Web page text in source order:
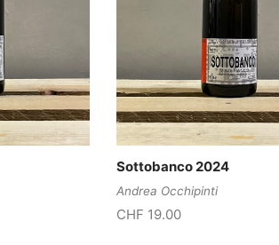
Sottobanco 2024
Andrea Occhipinti
CHF 19.00